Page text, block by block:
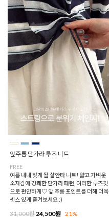
앞주름 단가라 루즈 니트
FREE
여름 내내 찾게 될 살안타 니트! 얇고 가벼운
소재감에 경쾌한 단가라 패턴, 여리한 루즈핏
으로 편안하게♡ 앞 주름 포인트를 더해 더욱
센스 있게 즐겨보세요 :)
31,000원 24,500원 21%